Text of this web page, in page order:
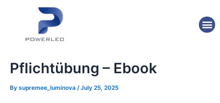
Pflichtübung – Ebook
By supremee_luminova /July 25, 2025
navigation